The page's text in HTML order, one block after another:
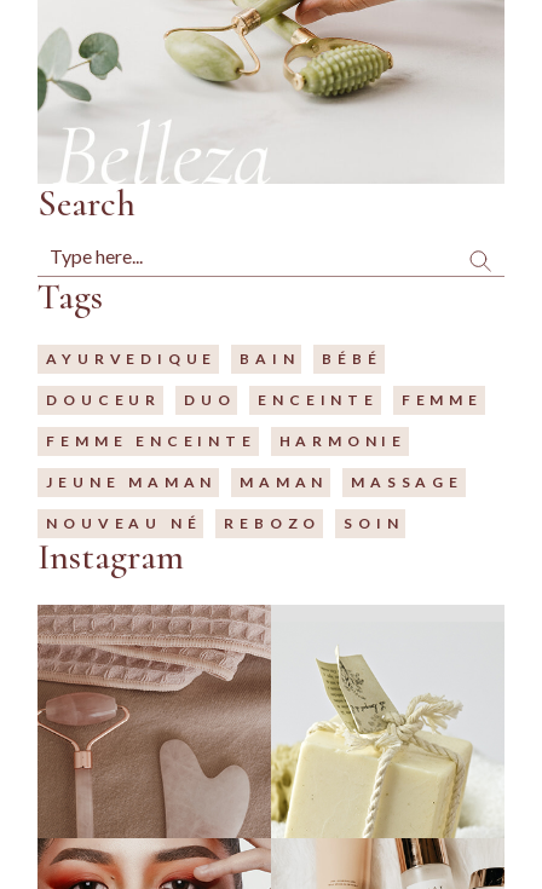
Search
Search
Tags
AYURVEDIQUE BAIN BÉBÉ
DOUCEUR DUO ENCEINTE FEMME
FEMME ENCEINTE HARMONIE
JEUNE MAMAN MAMAN MASSAGE
NOUVEAU NÉ REBOZO SOIN
Instagram